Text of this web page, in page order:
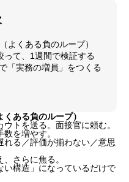
よくある負のループ）
って、1週間で検証する
「実務の増員」をつくる
ある負のループ）
トを送る。面接官に頼む。
を増やす。
る／評価が揃わない／意思
さらに焦る。
い構造」になっているだけで